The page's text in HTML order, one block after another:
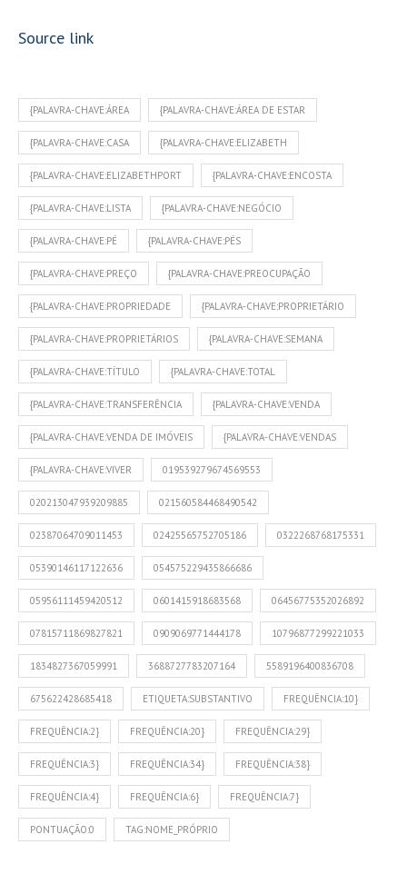
Source link
{PALAVRA-CHAVE:ÁREA {PALAVRA-CHAVE:ÁREA DE ESTAR
{PALAVRA-CHAVE:CASA {PALAVRA-CHAVE:ELIZABETH
{PALAVRA-CHAVE:ELIZABETHPORT {PALAVRA-CHAVE:ENCOSTA
{PALAVRA-CHAVE:LISTA {PALAVRA-CHAVE:NEGÓCIO
{PALAVRA-CHAVE:PÉ {PALAVRA-CHAVE:PÉS
{PALAVRA-CHAVE:PREÇO {PALAVRA-CHAVE:PREOCUPAÇÃO
{PALAVRA-CHAVE:PROPRIEDADE {PALAVRA-CHAVE:PROPRIETÁRIO
{PALAVRA-CHAVE:PROPRIETÁRIOS {PALAVRA-CHAVE:SEMANA
{PALAVRA-CHAVE:TÍTULO {PALAVRA-CHAVE:TOTAL
{PALAVRA-CHAVE:TRANSFERÊNCIA {PALAVRA-CHAVE:VENDA
{PALAVRA-CHAVE:VENDA DE IMÓVEIS {PALAVRA-CHAVE:VENDAS
{PALAVRA-CHAVE:VIVER 019539279674569553
020213047939209885 021560584468490542
02387064709011453 02425565752705186 0322268768175331
05390146117122636 054575229435866686
05956111459420512 0601415918683568 06456775352026892
07815711869827821 0909069771444178 10796877299221033
1834827367059991 3688727783207164 5589196400836708
675622428685418 ETIQUETA:SUBSTANTIVO FREQUÊNCIA:10}
FREQUÊNCIA:2} FREQUÊNCIA:20} FREQUÊNCIA:29}
FREQUÊNCIA:3} FREQUÊNCIA:34} FREQUÊNCIA:38}
FREQUÊNCIA:4} FREQUÊNCIA:6} FREQUÊNCIA:7}
PONTUAÇÃO:0 TAG:NOME_PRÓPRIO